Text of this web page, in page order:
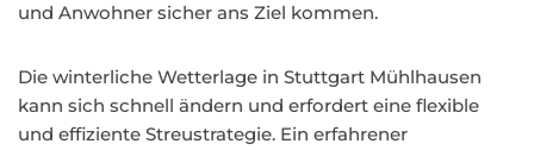
und Anwohner sicher ans Ziel kommen.
Die winterliche Wetterlage in Stuttgart Mühlhausen
kann sich schnell ändern und erfordert eine flexible
und effiziente Streustrategie. Ein erfahrener